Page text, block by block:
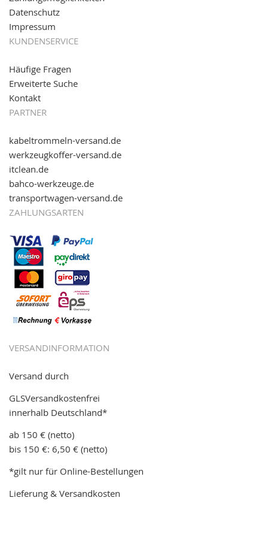
Datenschutz
Impressum
KUNDENSERVICE
Häufige Fragen
Erweiterte Suche
Kontakt
PARTNER
kabeltrommeln-versand.de
werkzeugkoffer-versand.de
itclean.de
bahco-werkzeuge.de
transportwagen-versand.de
ZAHLUNGSARTEN
VERSANDINFORMATION
Versand durch
GLSVersandkostenfrei
innerhalb Deutschland*
ab 150 € (netto)
bis 150 €: 6,50 € (netto)
*gilt nur für Online-Bestellungen
Lieferung & Versandkosten